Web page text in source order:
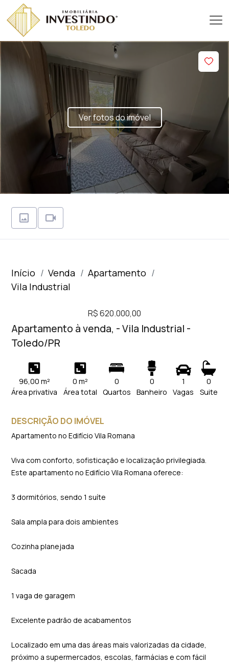
Ver fotos do imóvel
Início Venda
Apartamento
Vila Industrial
R$ 620.000,00
Apartamento à venda, - Vila Industrial -
Toledo/PR
96,00 m²
Área privativa
0 m²
Área total
0
Quartos
0
Banheiro
1
Vagas
0
Suite
DESCRIÇÃO DO IMÓVEL
Apartamento no Edifício Vila Romana
Viva com conforto, sofisticação e localização privilegiada.
Este apartamento no Edifício Vila Romana oferece:
3 dormitórios, sendo 1 suíte
Sala ampla para dois ambientes
Cozinha planejada
Sacada
1 vaga de garagem
Excelente padrão de acabamentos
Localizado em uma das áreas mais valorizadas da cidade,
próximo a supermercados, escolas, farmácias e com fácil